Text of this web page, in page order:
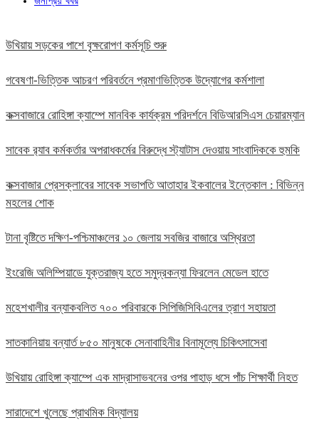
উখিয়ায় সড়কের পাশে বৃক্ষরোপণ কর্মসূচি শুরু
গবেষণা-ভিত্তিক আচরণ পরিবর্তনে প্রমাণভিত্তিক উদ্যোগের কর্মশালা
কক্সবাজারে রোহিঙ্গা ক্যাম্পে মানবিক কার্যক্রম পরিদর্শনে বিডিআরসিএস চেয়ারম্যান
সাবেক র‍্যাব কর্মকর্তার অপরাধকর্মের বিরুদ্ধে স্ট্যাটাস দেওয়ায় সাংবাদিককে হুমকি
কক্সবাজার প্রেসক্লাবের সাবেক সভাপতি আতাহার ইকবালের ইন্তেকাল : বিভিন্ন
মহলের শোক
টানা বৃষ্টিতে দক্ষিণ-পশ্চিমাঞ্চলের ১০ জেলায় সবজির বাজারে অস্থিরতা
ইংরেজি অলিম্পিয়াডে যুক্তরাজ্য হতে সমুদ্রকন্যা ফিরলেন মেডেল হাতে
মহেশখালীর বন্যাকবলিত ৭০০ পরিবারকে সিপিজিসিবিএলের ত্রাণ সহায়তা
সাতকানিয়ায় বন্যার্ত ৮৫০ মানুষকে সেনাবাহিনীর বিনামূল্যে চিকিৎসাসেবা
উখিয়ায় রোহিঙ্গা ক্যাম্পে এক মাদ্রাসাভবনের ওপর পাহাড় ধসে পাঁচ শিক্ষার্থী নিহত
সারাদেশে খুলেছে প্রাথমিক বিদ্যালয়